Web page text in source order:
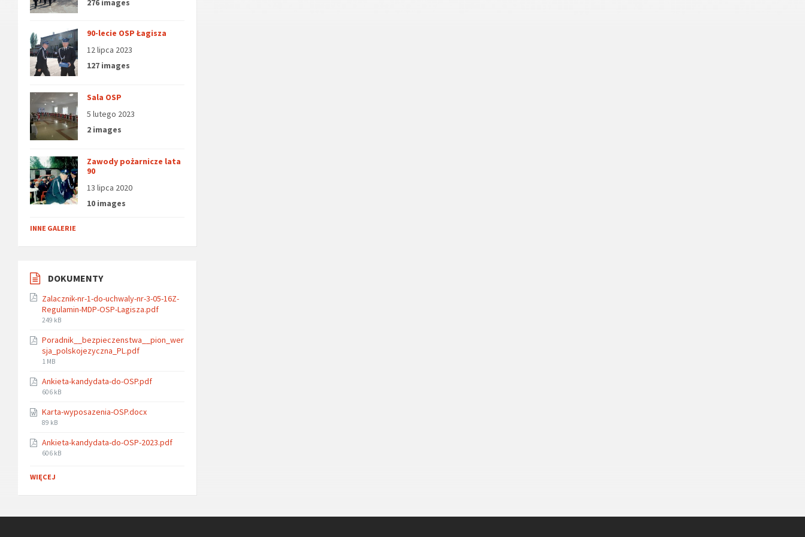
276 images
90-lecie OSP Łagisza
12 lipca 2023
127 images
Sala OSP
5 lutego 2023
2 images
Zawody pożarnicze lata
90
13 lipca 2020
10 images
INNE GALERIE
DOKUMENTY
Zalacznik-nr-1-do-uchwaly-nr-3-05-16Z-
Regulamin-MDP-OSP-Lagisza.pdf
File
249 kB
Poradnik__bezpieczenstwa__pion_wer
sja_polskojezyczna_PL.pdf
File
1 MB
Ankieta-kandydata-do-OSP.pdf
File
606 kB
Karta-wyposazenia-OSP.docx
File
89 kB
Ankieta-kandydata-do-OSP-2023.pdf
File
606 kB
WIĘCEJ